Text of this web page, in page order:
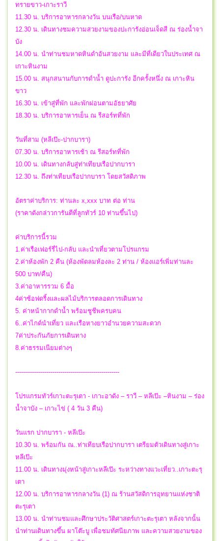
ทรายขาว-เกาะราวี
11.30 น. บริการอาหารกลางวัน บนเรือ/บนหาด
12.30 น. เดินทางชมความสวยงามของปะการังอ่อนเจ็ดสี ณ ร่องน้ำจา
บัง
14.00 น. นำท่านชมหาดหินดำอันสวยงาม และมีที่เดียวในประเทศ ณ
เกาะหินงาม
15.00 น. สนุกสนานกับการดำน้ำ ดูปะการัง อีกครั้งหนึ่ง ณ เกาะหิน
ขาว
16.30 น. เข้าสู่ที่พัก และพักผ่อนตามอัธยาศัย
18.30 น. บริการอาหารเย็น ณ รีสอร์ทที่พัก
วันที่สาม (หลีเป๊ะ-ปากบารา)
07.30 น. บริการอาหารเช้า ณ รีสอร์ทที่พัก
10.00 น. เดินทางกลับสู่ท่าเทียบเรือปากบารา
12.30 น. ถึงท่าเทียบเรือปากบารา โดยสวัสดิภาพ
อัตราค่าบริการ: ท่านละ x,xxx บาท ต่อ ท่าน
(ราคาดังกล่าวการันตีที่ลูกทัวร์ 10 ท่านขึ้นไป)
ค่าบริการนี้รวม
1.ค่าเรือเฟอร์รี่ไป-กลับ และนำเที่ยวตามโปรแกรม
2.ค่าห้องพัก 2 คืน (ห้องพัดลมห้องละ 2 ท่าน / ห้องแอร์เพิ่มท่านละ
500 บาท/คืน)
3.ค่าอาหารรวม 6 มื้อ
4ค่าซ้อฟดริ้งและผลไม้บริการตลอดการเดินทาง
5. ค่าหน้ากากดำน้ำ พร้อมชูชีพครบคน
6..ค่าไกด์นำเที่ยว และเรือหางยาวอำนวยความสะดวก
7ค่าประกันภัยการเดินทาง
8.ค่าธรรมเนียมต่างๆ
-----------------------------------------------------
โปรแกรมทัวร์เกาะตะรุเตา - เกาะอาดัง – ราวี – หลีเป๊ะ –หินงาม – ร่อง
น้ำจาบัง – เกาะไข่ ( 4 วัน 3 คืน)
วันแรก ปากบารา - หลีเป๊ะ
10.30 น. พร้อมกัน ณ..ท่าเทียบเรือปากบารา เตรียมตัวเดินทางสู่เกาะ
หลีเป๊ะ
11.00 น. เดินทางมุ่งหน้าสู่เกาะหลีเป๊ะ ระหว่างทางแวะเที่ยว..เกาะตะรุ
เตา
12.00 น. บริการอาหารกลางวัน (1) ณ ร้านสวัสดิการอุทยานแห่งชาติ
ตะรุเตา
13.00 น. นำท่านชมและศึกษาประวัติศาสตร์เกาะตะรุเตา หลังจากนั้น
นำท่านเดินทางขึ้น ผาโต๊ะบู เพื่อชมทัศนียภาพ และความสวยงามของ